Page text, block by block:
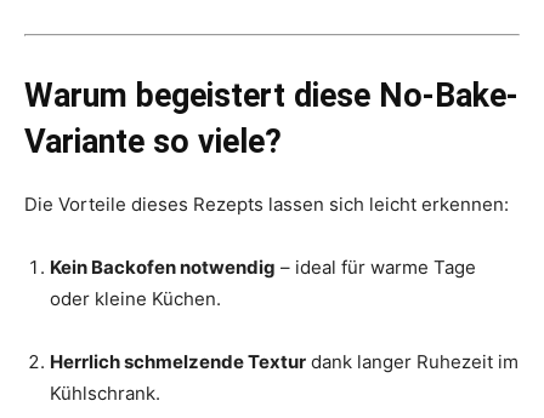
Warum begeistert diese No-Bake-
Variante so viele?
Die Vorteile dieses Rezepts lassen sich leicht erkennen:
Kein Backofen notwendig – ideal für warme Tage
oder kleine Küchen.
Herrlich schmelzende Textur dank langer Ruhezeit im
Kühlschrank.